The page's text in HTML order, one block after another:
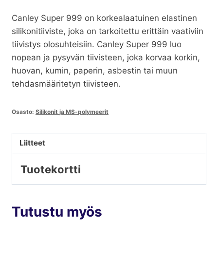
Canley Super 999 on korkealaatuinen elastinen
silikonitiiviste, joka on tarkoitettu erittäin vaativiin
tiivistys olosuhteisiin. Canley Super 999 luo
nopean ja pysyvän tiivisteen, joka korvaa korkin,
huovan, kumin, paperin, asbestin tai muun
tehdasmääritetyn tiivisteen.
Osasto: Silikonit ja MS-polymeerit
Liitteet
Tuotekortti
Tutustu myös